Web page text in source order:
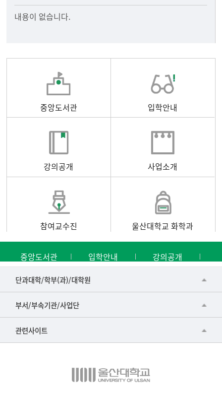
내용이 없습니다.
중앙도서관 입학안내
강의공개 사업소개
참여교수진 울산대학교 화학과
중앙도서관 입학안내 강의공개
단과대학/학부(과)/대학원
■인문대학
▷국어국문학부
▷일본어·일본학과
▷프랑스어·프랑스학과
부서/부속기관/사업단
공동기기센터
공학교육혁신센터
관련사이트
건강가정지원센터
교수협의회